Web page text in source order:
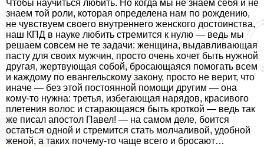
Чтобы научиться любить. Но когда мы не знаем себя и не
знаем той роли, которая определена нам по рождению,
не чувствуем своего внутреннего женского достоинства,
наш КПД в науке любить стремится к нулю — ведь мы
решаем совсем не те задачи: женщина, выдавливающая
пасту для своих мужчин, просто очень хочет быть нужной
другая, жертвующая собой, бросающаяся помогать всем
и каждому по евангельскому закону, просто не верит, что
иначе — без этой постоянной помощи другим — она
кому-то нужна: третья, избегающая нарядов, красивого
плетения волос и старающаяся быть кроткой — ведь так
же писал апостол Павел! — на самом деле, боится
остаться одной и стремится стать молчаливой, удобной
женой, а таких почему-то чаще всего и бросают…